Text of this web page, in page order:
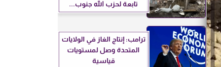
تابعة لحزب الله جنوب...
ترامب: إنتاج الغاز في الولايات
المتحدة وصل لمستويات
قياسية